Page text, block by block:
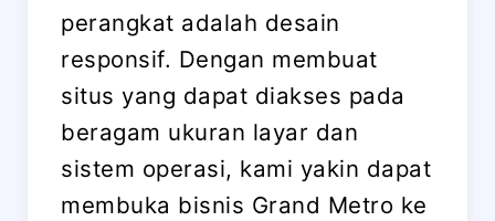
perangkat adalah desain
responsif. Dengan membuat
situs yang dapat diakses pada
beragam ukuran layar dan
sistem operasi, kami yakin dapat
membuka bisnis Grand Metro ke